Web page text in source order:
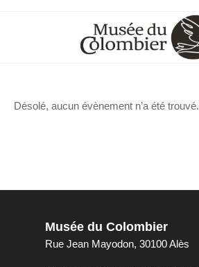
Désolé, aucun évènement n’a été trouvé.
Musée du Colombier
Rue Jean Mayodon, 30100 Alès